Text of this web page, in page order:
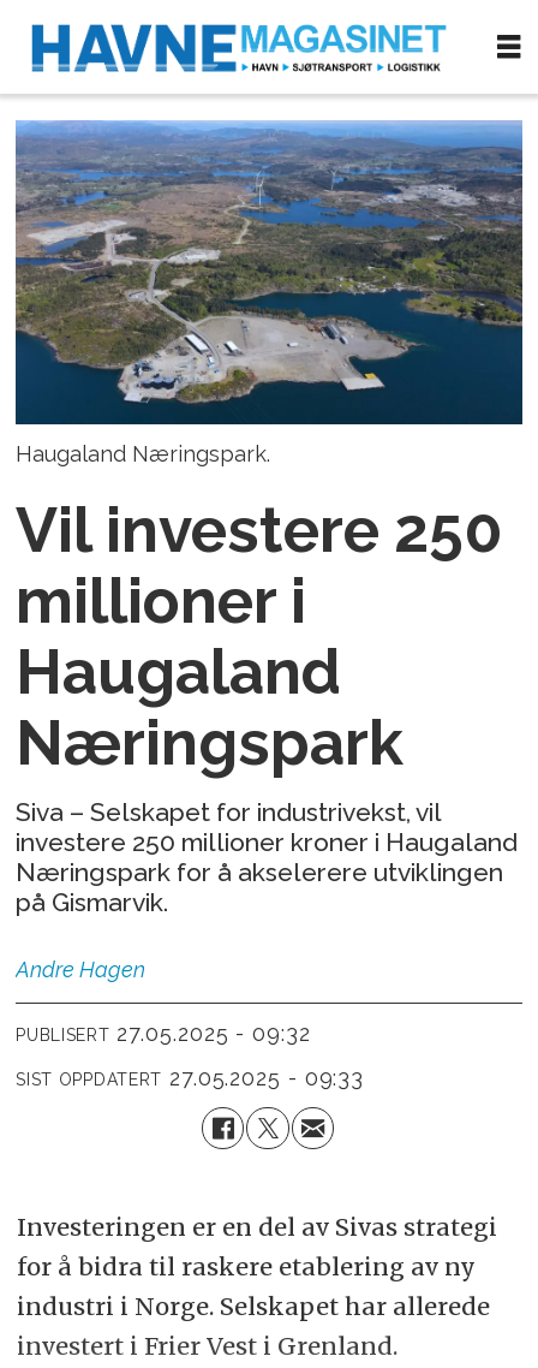
Haugaland Næringspark.
Vil investere 250
millioner i
Haugaland
Næringspark
Siva – Selskapet for industrivekst, vil
investere 250 millioner kroner i Haugaland
Næringspark for å akselerere utviklingen
på Gismarvik.
Andre Hagen
PUBLISERT 27.05.2025 - 09:32
SIST OPPDATERT 27.05.2025 - 09:33
Investeringen er en del av Sivas strategi
for å bidra til raskere etablering av ny
industri i Norge. Selskapet har allerede
investert i Frier Vest i Grenland.